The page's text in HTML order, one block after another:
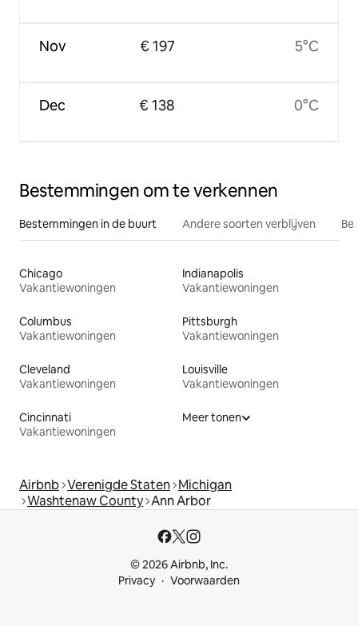
Nov
Dec
€ 197
€ 138
5°C
0°C
Bestemmingen om te verkennen
Bestemmingen in de buurt Andere soorten verblijven
Chicago
Vakantiewoningen
Indianapolis
Vakantiewoningen
Columbus
Vakantiewoningen
Pittsburgh
Vakantiewoningen
Cleveland
Vakantiewoningen
Louisville
Vakantiewoningen
Cincinnati
Vakantiewoningen
Meer tonen
Airbnb Verenigde Staten Michigan
Washtenaw County Ann Arbor
© 2026 Airbnb, Inc.
Privacy
Voorwaarden